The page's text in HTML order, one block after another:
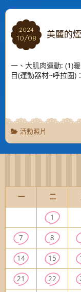
2024
10/08
2024
10/08 美麗的
一、大肌肉運動: (1)
目(運動器材~呼拉圈)
活動照片
一
二
1
7 8
14 15
21 22